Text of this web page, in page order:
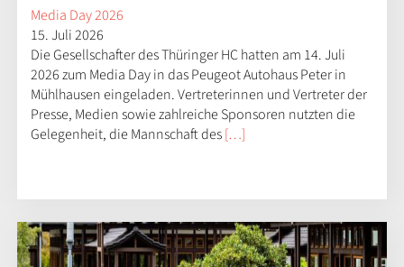
Media Day 2026
15. Juli 2026
Die Gesellschafter des Thüringer HC hatten am 14. Juli
2026 zum Media Day in das Peugeot Autohaus Peter in
Mühlhausen eingeladen. Vertreterinnen und Vertreter der
Presse, Medien sowie zahlreiche Sponsoren nutzten die
Gelegenheit, die Mannschaft des[…]